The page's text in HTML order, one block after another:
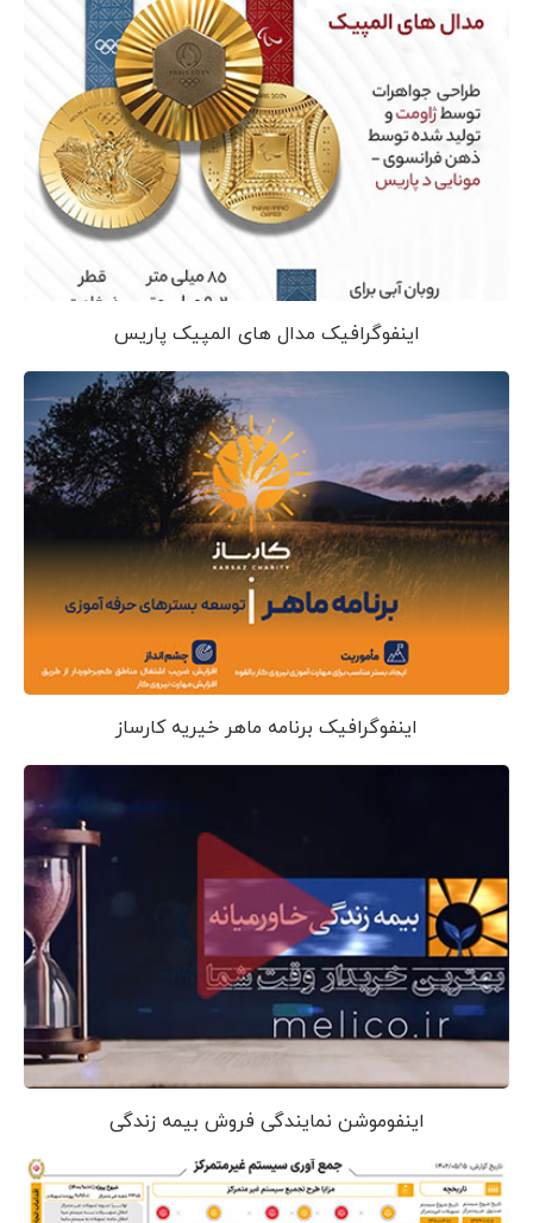
اینفوگرافیک مدال های المپیک پاریس
اینفوگرافیک برنامه ماهر خیریه کارساز
اینفوموشن نمایندگی فروش بیمه زندگی